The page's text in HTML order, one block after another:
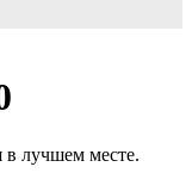
лучшем месте.